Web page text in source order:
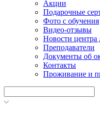
Акции
Подарочные
Фото с обучения
Видео-отзывы
Новости центра
Преподаватели
Документы об
Контакты
Проживание и